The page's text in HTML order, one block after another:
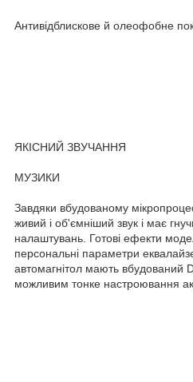
Антивідблискове й олеофобне
ЯКІСНИЙ ЗВУЧАННЯ
МУЗИКИ
Завдяки вбудованому
живий і об'ємніший звук і має
налаштувань. Готові ефекти
персональні параметри
автомагнітол мають вбудований
можливим тонке настроювання